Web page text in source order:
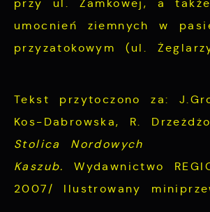
przy ul. Zamkowej, a
umocnień ziemnych w
przyzatokowym (ul.
Tekst przytoczono za:
Kos-Dabrowska, R.
Stolica Nordowych
Kaszub.
Wydawnictwo
2007/ Ilustrowany